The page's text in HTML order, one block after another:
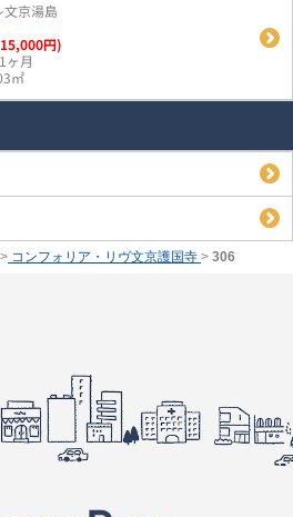
文京湯島
円)
ヶ月
㎡
> コンフォリア・リヴ文京護国寺 > 306